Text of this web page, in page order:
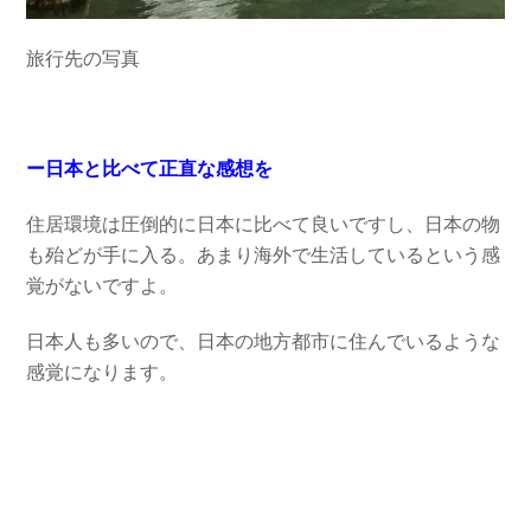
旅行先の写真
ー日本と比べて正直な感想を
住居環境は圧倒的に日本に比べて良いですし、日本の物
も殆どが手に入る。あまり海外で生活しているという感
覚がないですよ。
日本人も多いので、日本の地方都市に住んでいるような
感覚になります。